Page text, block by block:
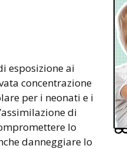
esposizione ai
concentrazione
per i neonati e i
di
lo
danneggiare lo